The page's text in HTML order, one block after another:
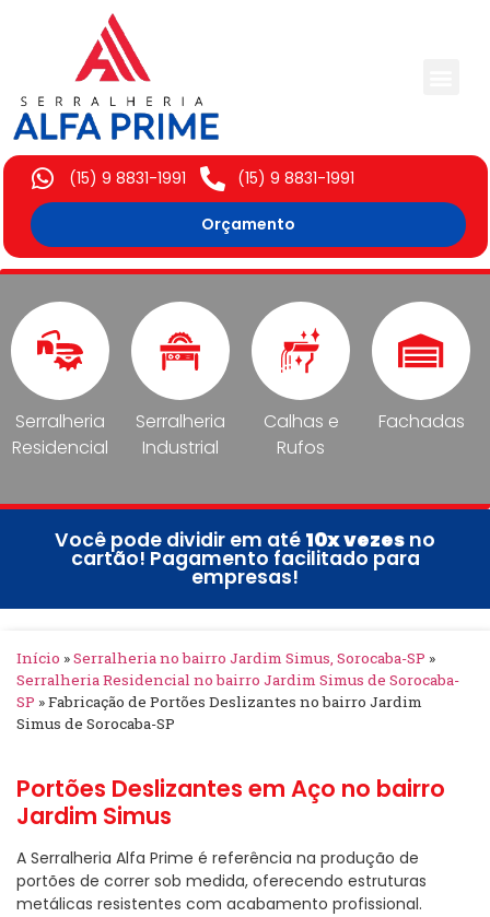
(15) 9 8831-1991 (15) 9 8831-1991
Orçamento
Serralheria
Residencial
Serralheria
Industrial
Calhas e
Rufos
Fachadas
Você pode dividir em até 10x vezes no
cartão! Pagamento facilitado para
empresas!
Início »Serralheria no bairro Jardim Simus, Sorocaba-SP »
Serralheria Residencial no bairro Jardim Simus de Sorocaba-
SP »Fabricação de Portões Deslizantes no bairro Jardim
Simus de Sorocaba-SP
Portões Deslizantes em Aço no bairro
Jardim Simus
A Serralheria Alfa Prime é referência na produção de
portões de correr sob medida, oferecendo estruturas
metálicas resistentes com acabamento profissional.